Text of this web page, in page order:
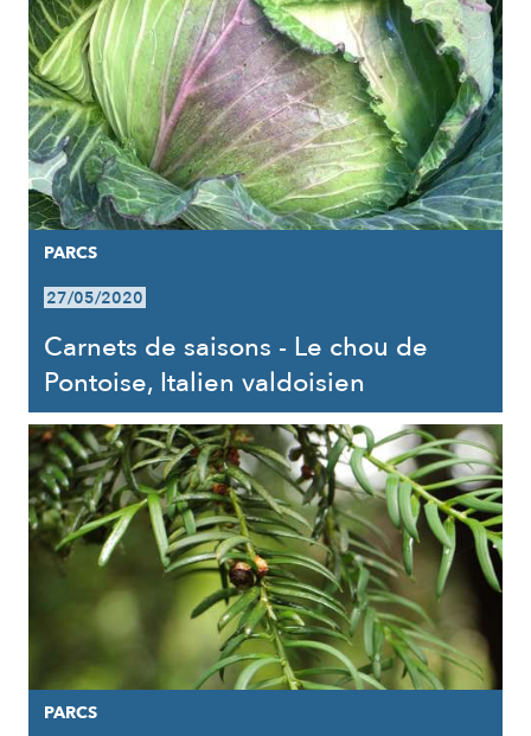
PARCS
27/05/2020
Carnets de saisons - Le chou de
Pontoise, Italien valdoisien
PARCS